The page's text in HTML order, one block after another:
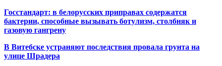
Госстандарт: в белорусских приправах содержатся
бактерии, способные вызывать ботулизм, столбняк и
газовую гангрену
В Витебске устраняют последствия провала грунта на
улице Шрадера